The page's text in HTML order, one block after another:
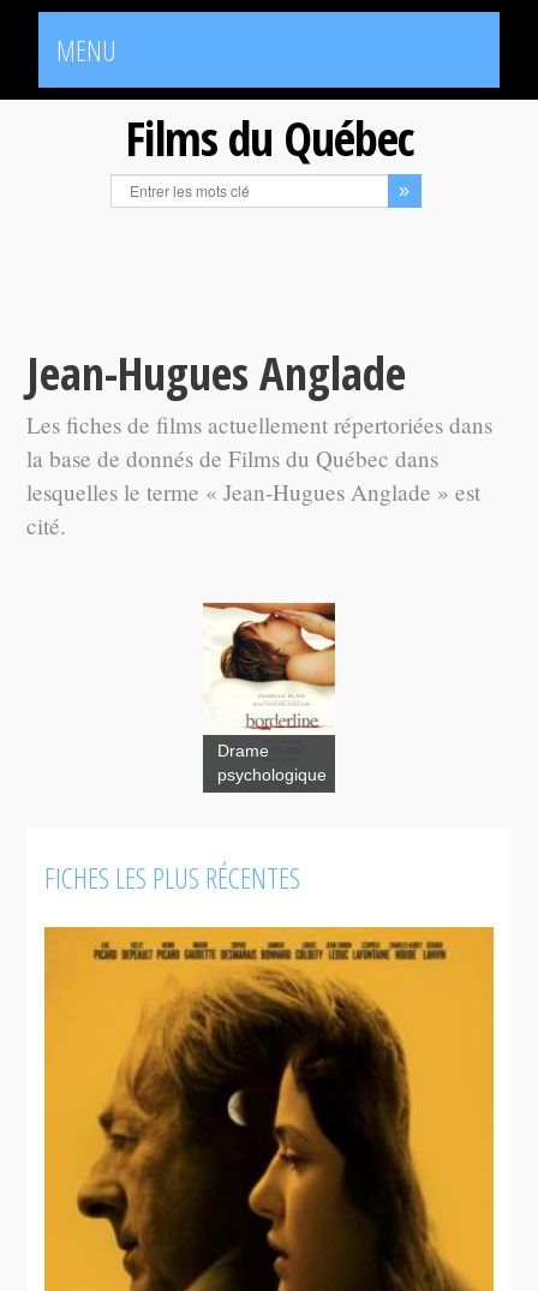
MENU
Films du Québec
Jean-Hugues Anglade
Les fiches de films actuellement répertoriées dans
la base de donnés de Films du Québec dans
lesquelles le terme « Jean-Hugues Anglade » est
cité.
Borderline
Drame
psychologique
FICHES LES PLUS RÉCENTES